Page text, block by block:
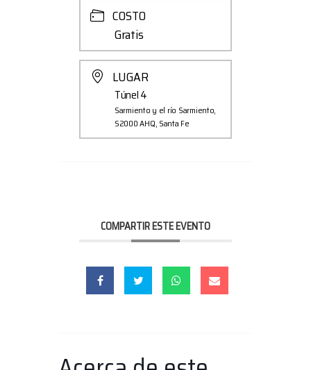
COSTO
Gratis
LUGAR
Túnel 4
Sarmiento y el río Sarmiento,
S2000 AHQ, Santa Fe
COMPARTIR ESTE EVENTO